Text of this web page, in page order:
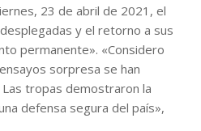
23 de abril de 2021, el
y el retorno a sus
permanente». «Considero
sorpresa se han
tropas demostraron la
defensa segura del país»,